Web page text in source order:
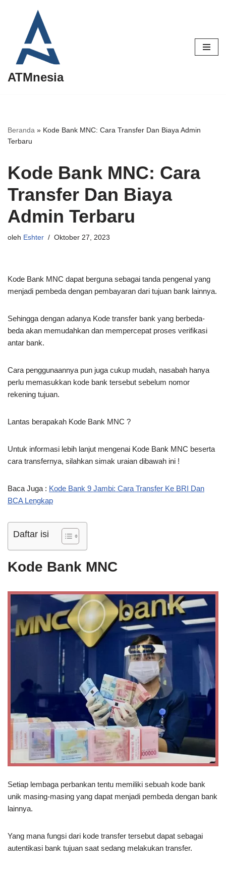
Lompat
konten
ATMnesia
Beranda » Kode Bank MNC: Cara Transfer Dan Biaya Admin
Terbaru
Kode Bank MNC: Cara
Transfer Dan Biaya
Admin Terbaru
oleh Eshter Oktober 27, 2023
Kode Bank MNC dapat berguna sebagai tanda pengenal yang
menjadi pembeda dengan pembayaran dari tujuan bank lainnya.
Sehingga dengan adanya Kode transfer bank yang berbeda-
beda akan memudahkan dan mempercepat proses verifikasi
antar bank.
Cara penggunaannya pun juga cukup mudah, nasabah hanya
perlu memasukkan kode bank tersebut sebelum nomor
rekening tujuan.
Lantas berapakah Kode Bank MNC ?
Untuk informasi lebih lanjut mengenai Kode Bank MNC beserta
cara transfernya, silahkan simak uraian dibawah ini !
Baca Juga : Kode Bank 9 Jambi: Cara Transfer Ke BRI Dan
BCA Lengkap
Daftar isi
Kode Bank MNC
Setiap lembaga perbankan tentu memiliki sebuah kode bank
unik masing-masing yang dapat menjadi pembeda dengan bank
lainnya.
Yang mana fungsi dari kode transfer tersebut dapat sebagai
autentikasi bank tujuan saat sedang melakukan transfer.